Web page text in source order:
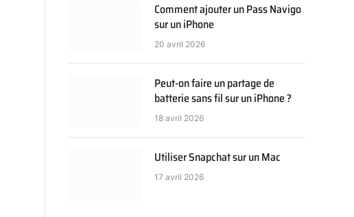
Comment ajouter un Pass Navigo
sur un iPhone
20 avril 2026
Peut-on faire un partage de
batterie sans fil sur un iPhone ?
18 avril 2026
Utiliser Snapchat sur un Mac
17 avril 2026